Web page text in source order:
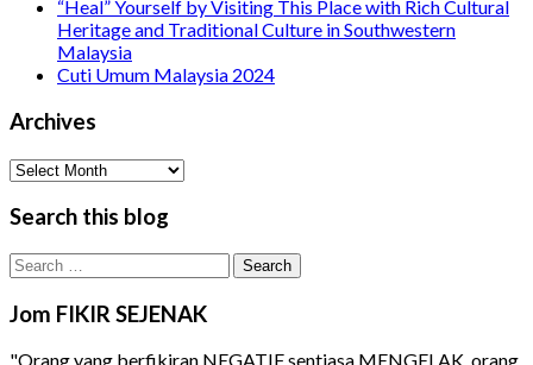
“Heal” Yourself by Visiting This Place with Rich Cultural
Heritage and Traditional Culture in Southwestern
Malaysia
Cuti Umum Malaysia 2024
Archives
Archives
Search this blog
Search
for:
Jom FIKIR SEJENAK
"Orang yang berfikiran NEGATIF sentiasa MENGELAK, orang